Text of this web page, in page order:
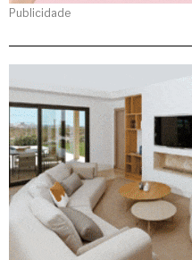
Publicidade